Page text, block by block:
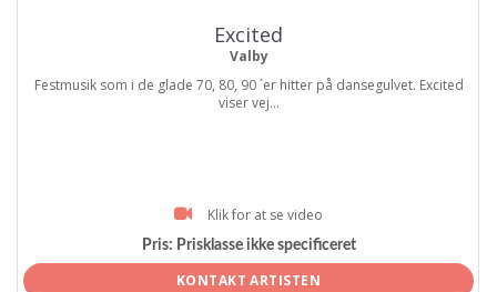
Excited
Valby
Festmusik som i de glade 70, 80, 90 ´er hitter på dansegulvet. Excited
viser vej...
Klik for at se video
Pris: Prisklasse ikke specificeret
KONTAKT ARTISTEN